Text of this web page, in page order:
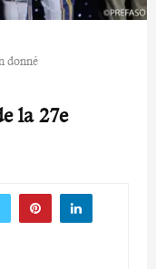
donné
la 27e